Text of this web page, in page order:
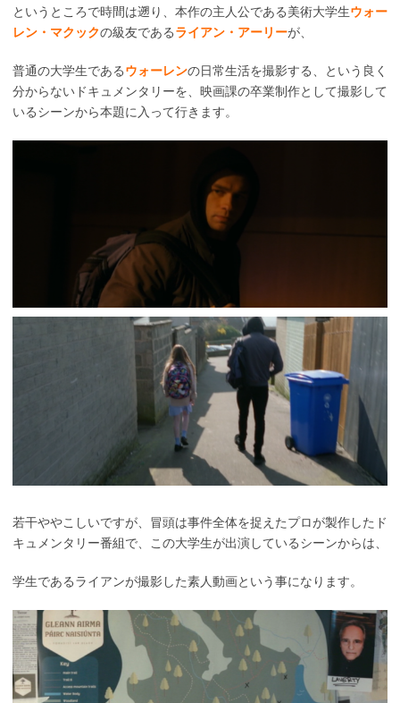
というところで時間は遡り、本作の主人公である美術大学生ウォー
レン・マクックの級友であるライアン・アーリーが、
普通の大学生であるウォーレンの日常生活を撮影する、という良く
分からないドキュメンタリーを、映画課の卒業制作として撮影して
いるシーンから本題に入って行きます。
若干ややこしいですが、冒頭は事件全体を捉えたプロが製作したド
キュメンタリー番組で、この大学生が出演しているシーンからは、
学生であるライアンが撮影した素人動画という事になります。